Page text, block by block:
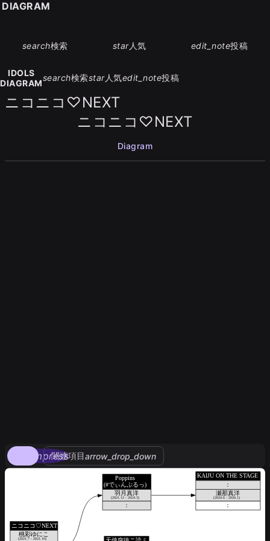
search検索 star人気 edit_note投稿
IDOLS
DIAGRAM
search検索star人気edit_note投稿
ニコニコ♡NEXT
ニコニコ♡NEXT
Diagram
compress
関連項目arrow_drop_down